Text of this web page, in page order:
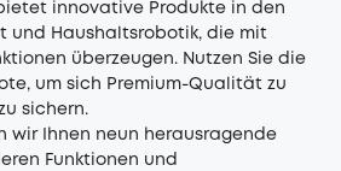
innovative Produkte in den
und Haushaltsrobotik, die mit
überzeugen. Nutzen Sie die
um sich Premium-Qualität zu
sichern.
wir Ihnen neun herausragende
Funktionen und